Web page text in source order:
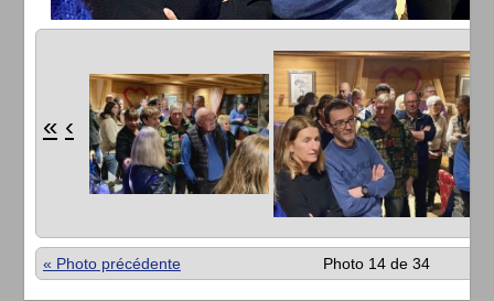
« ‹
« Photo précédente Photo 14 de 34